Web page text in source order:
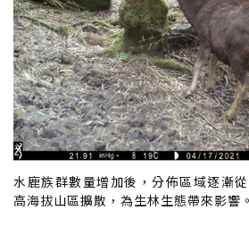
水鹿族群數量增加後，分佈區域逐漸
高海拔山區擴散，為生林生態帶來影響